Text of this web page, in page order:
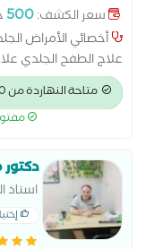
سعر الكشف:500
أخصائي الأمراض
علاج الطفح الجلدي
علاج سقوط الشعر
الاظافر عمل الغمازات
متاحة النهاردة من 12:00 مساءً
استاذ